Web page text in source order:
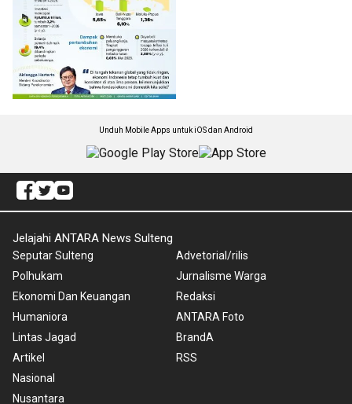
Unduh Mobile Apps untuk iOS dan Android
Jelajahi ANTARA News Sulteng
Seputar Sulteng
Polhukam
Ekonomi Dan Keuangan
Humaniora
Lintas Jagad
Artikel
Nasional
Nusantara
Advetorial/rilis
Jurnalisme Warga
Redaksi
ANTARA Foto
BrandA
RSS